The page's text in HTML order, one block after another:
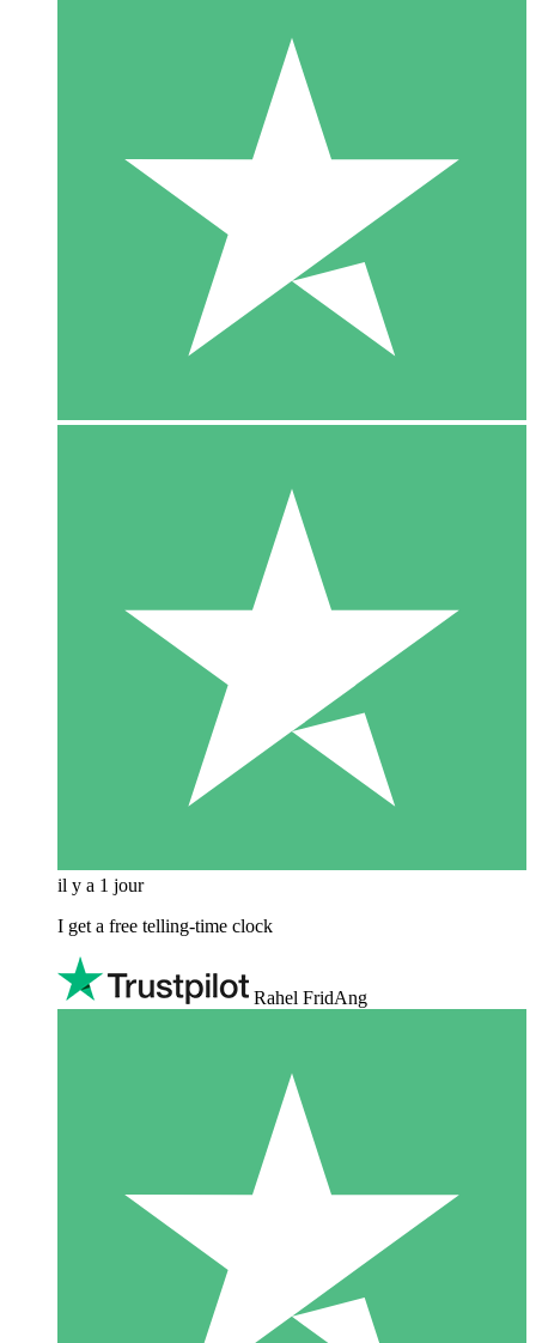
il y a 1 jour
I get a free telling-time clock
Rahel FridAng